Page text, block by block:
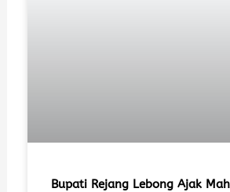
Bupati Rejang Lebong Ajak